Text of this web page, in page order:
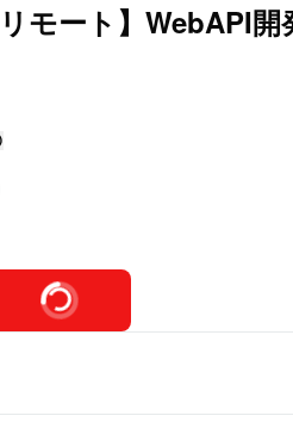
モート】WebAPI開